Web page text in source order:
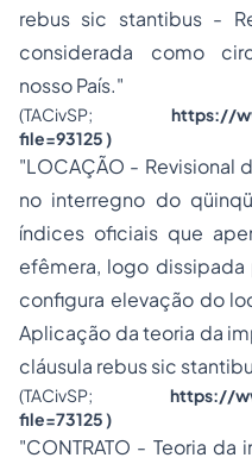
rebus sic stantibus-
considerada como
nosso País."
(TACivSP; https://
file=93125)
"LOCAÇÃO - Revisional
no interregno do
índices oficiais que
efêmera, logo
configura elevação do
Aplicação da teoria da
cláusula rebus sic
(TACivSP; https://
file=73125)
"CONTRATO - Teoria